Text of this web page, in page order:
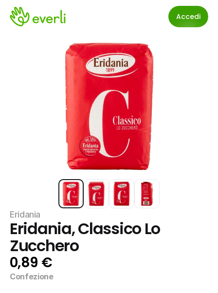
Accedi
Eridania
Eridania, Classico Lo
Zucchero
0,89 €
Confezione